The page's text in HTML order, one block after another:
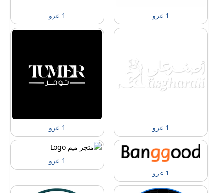
1 عرو 1 عرو
1 عرو 1 عرو
1 عرو
1 عرو